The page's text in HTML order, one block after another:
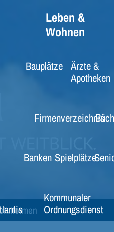
Leben &
Wohnen
Bauplätze Ärzte &
Apotheken
Firmenverzeichnis
Banken Spielplätze
Kommunaler
Ordnungsdienst